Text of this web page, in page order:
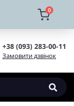
0
+38 (093) 283-00-11
Замовити дзвінок